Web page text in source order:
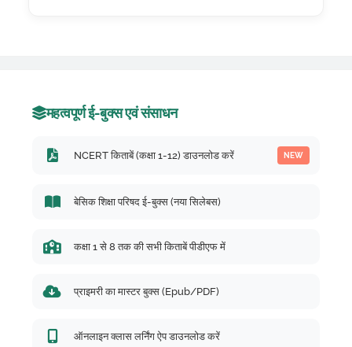
महत्वपूर्ण ई-बुक्स एवं संसाधन
NCERT किताबें (कक्षा 1-12) डाउनलोड करें NEW
बेसिक शिक्षा परिषद ई-बुक्स (नया सिलेबस)
कक्षा 1 से 8 तक की सभी किताबें पीडीएफ में
प्राइमरी का मास्टर बुक्स (Epub/PDF)
ऑनलाइन क्लास लर्निंग ऐप डाउनलोड करें